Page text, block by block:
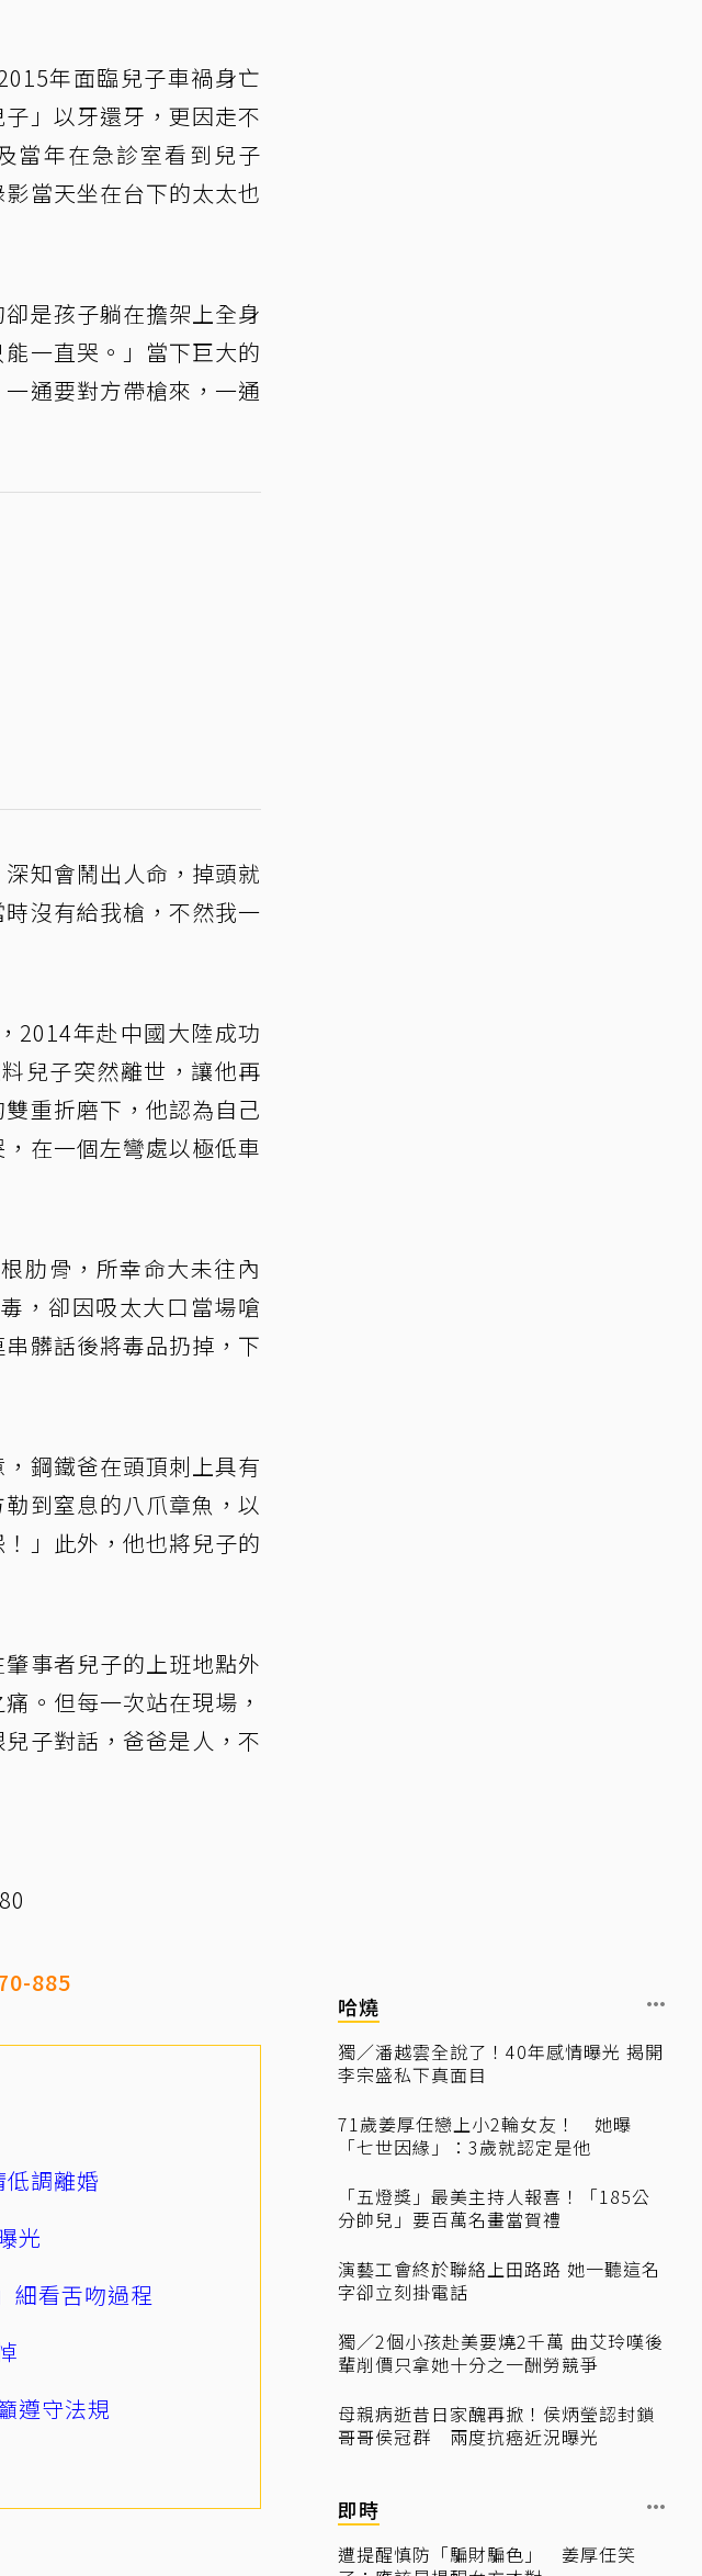
年面臨兒子車禍身亡
」以牙還牙，更因走不
當年在急診室看到兒子
當天坐在台下的太太也
是孩子躺在擔架上全身
一直哭。」當下巨大的
通要對方帶槍來，一通
知會鬧出人命，掉頭就
沒有給我槍，不然我一
2014年赴中國大陸成功
兒子突然離世，讓他再
重折磨下，他認為自己
在一個左彎處以極低車
肋骨，所幸命大未往內
，卻因吸太大口當場嗆
髒話後將毒品扔掉，下
鋼鐵爸在頭頂刺上具有
到窒息的八爪章魚，以
」此外，他也將兒子的
事者兒子的上班地點外
。但每一次站在現場，
子對話，爸爸是人，不
885
調離婚
光
細看舌吻過程
遵守法規
哈燒
獨／潘越雲全說了！40年感情曝光 揭開
李宗盛私下真面目
71歲姜厚任戀上小2輪女友！ 她曝
「七世因緣」：3歲就認定是他
「五燈獎」最美主持人報喜！「185公
分帥兒」要百萬名畫當賀禮
演藝工會終於聯絡上田路路 她一聽這名
字卻立刻掛電話
獨／2個小孩赴美要燒2千萬 曲艾玲嘆後
輩削價只拿她十分之一酬勞競爭
母親病逝昔日家醜再掀！侯炳瑩認封鎖
哥哥侯冠群 兩度抗癌近況曝光
即時
遭提醒慎防「騙財騙色」 姜厚任笑